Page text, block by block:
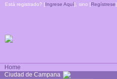
Está registrado? [Ingrese Aquí], sino [Regístrese]
Home
Ciudad de Campana